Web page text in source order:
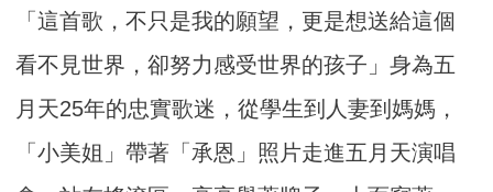
「這首歌，不只是我的願望，更是想送給這個
看不見世界，卻努力感受世界的孩子」身為五
月天25年的忠實歌迷，從學生到人妻到媽媽，
「小美姐」帶著「承恩」照片走進五月天演唱